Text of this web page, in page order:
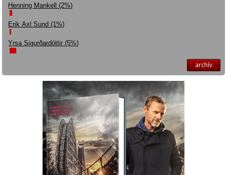
Henning Mankell (2%)
Erik Axl Sund (1%)
Yrsa Sigurðardóttir (5%)
archív